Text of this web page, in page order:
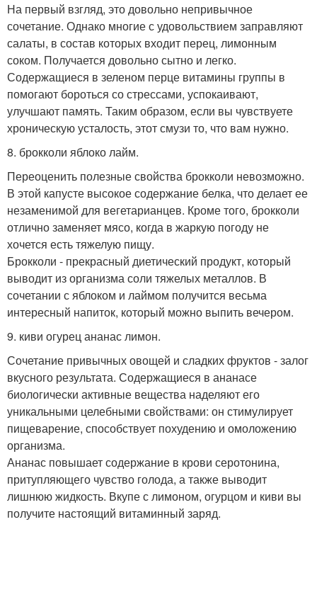
На первый взгляд, это довольно непривычное
сочетание. Однако многие с удовольствием заправляют
салаты, в состав которых входит перец, лимонным
соком. Получается довольно сытно и легко.
Содержащиеся в зеленом перце витамины группы в
помогают бороться со стрессами, успокаивают,
улучшают память. Таким образом, если вы чувствуете
хроническую усталость, этот смузи то, что вам нужно.
8. брокколи яблоко лайм.
Переоценить полезные свойства брокколи невозможно.
В этой капусте высокое содержание белка, что делает ее
незаменимой для вегетарианцев. Кроме того, брокколи
отлично заменяет мясо, когда в жаркую погоду не
хочется есть тяжелую пищу.
Брокколи - прекрасный диетический продукт, который
выводит из организма соли тяжелых металлов. В
сочетании с яблоком и лаймом получится весьма
интересный напиток, который можно выпить вечером.
9. киви огурец ананас лимон.
Сочетание привычных овощей и сладких фруктов - залог
вкусного результата. Содержащиеся в ананасе
биологически активные вещества наделяют его
уникальными целебными свойствами: он стимулирует
пищеварение, способствует похудению и омоложению
организма.
Ананас повышает содержание в крови серотонина,
притупляющего чувство голода, а также выводит
лишнюю жидкость. Вкупе с лимоном, огурцом и киви вы
получите настоящий витаминный заряд.